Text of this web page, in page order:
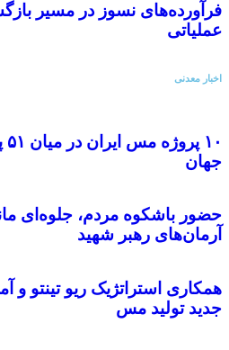
فرآورده‌های نسوز در مسیر
عملیاتی
اخبار معدنی
جهان
حضور باشکوه مردم، جلوه‌ای
آرمان‌های رهبر شهید
همکاری استراتژیک ریو تینتو و
جدید تولید مس